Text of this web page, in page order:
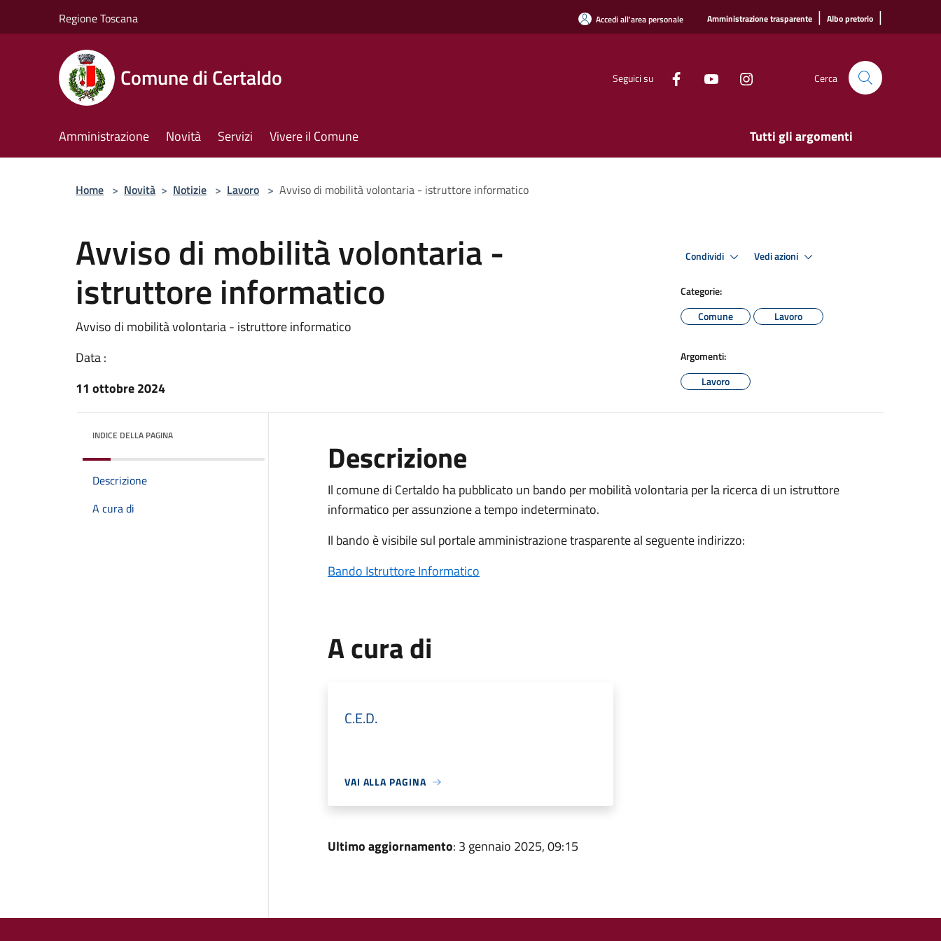
Regione Toscana Accedi all'area personale Amministrazione trasparente | Albo pretorio |
Comune di Certaldo Seguici su Cerca
Amministrazione Novità Servizi Vivere il Comune Tutti gli argomenti
Home > Novità > Notizie > Lavoro > Avviso di mobilità volontaria - istruttore informatico
Avviso di mobilità volontaria -
istruttore informatico
Avviso di mobilità volontaria - istruttore informatico
Data :
11 ottobre 2024
Condividi Vedi azioni
Categorie:
Comune
Lavoro
Argomenti:
Lavoro
INDICE DELLA PAGINA
Descrizione
A cura di
Descrizione
Il comune di Certaldo ha pubblicato un bando per mobilità volontaria per la ricerca di un istruttore
informatico per assunzione a tempo indeterminato.
Il bando è visibile sul portale amministrazione trasparente al seguente indirizzo:
Bando Istruttore Informatico
A cura di
C.E.D.
VAI ALLA PAGINA
Ultimo aggiornamento: 3 gennaio 2025, 09:15